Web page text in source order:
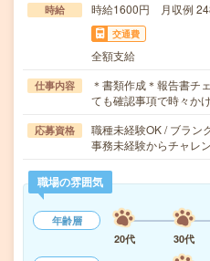
時給 時給1600円 月収例
交通費
全額支給
仕事内容
＊書類作成＊報告書チ
ても確認事項で時々か
応募資格
職種未経験OK / ブラン
事務未経験からチャレ
職場の雰囲気
年齢層
20代
30代